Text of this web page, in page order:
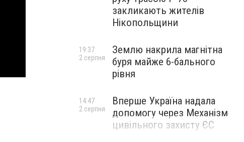
закликають жителів
Нікопольщини
Землю накрила магнітна
буря майже 6-бального
рівня
19:37
2 серпня
Вперше Україна надала
допомогу через Механізм
цивільного захисту ЄС
14:47
2 серпня